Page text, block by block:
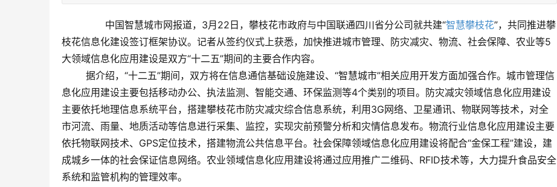
中国智慧城市网报道，3月22日，攀枝花市政府与中国联通四川省分公司就共建“智慧攀枝花”，共同推进攀
枝花信息化建设签订框架协议。记者从签约仪式上获悉，加快推进城市管理、防灾减灾、物流、社会保障、农业等5
大领域信息化应用建设是双方“十二五”期间的主要合作内容。
据介绍，“十二五”期间，双方将在信息通信基础设施建设、“智慧城市”相关应用开发方面加强合作。城市管理信
息化应用建设主要包括移动办公、执法监测、智能交通、环保监测等4个类别的项目。防灾减灾领域信息化应用建设
主要依托地理信息系统平台，搭建攀枝花市防灾减灾综合信息系统，利用3G网络、卫星通讯、物联网等技术，对全
市河流、雨量、地质活动等信息进行采集、监控，实现灾前预警分析和灾情信息发布。物流行业信息化应用建设主要
依托物联网技术、GPS定位技术，搭建物流公共信息平台。社会保障领域信息化应用建设将配合“金保工程”建设，建
成城乡一体的社会保证信息网络。农业领域信息化应用建设将通过应用推广二维码、RFID技术等，大力提升食品安全
系统和监管机构的管理效率。